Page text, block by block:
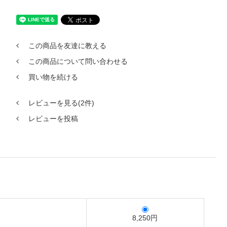
この商品を友達に教える
この商品について問い合わせる
買い物を続ける
レビューを見る(2件)
レビューを投稿
8,250円